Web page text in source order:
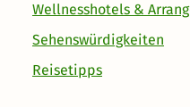
Wellnesshotels &
Sehenswürdigkeiten
Reisetipps